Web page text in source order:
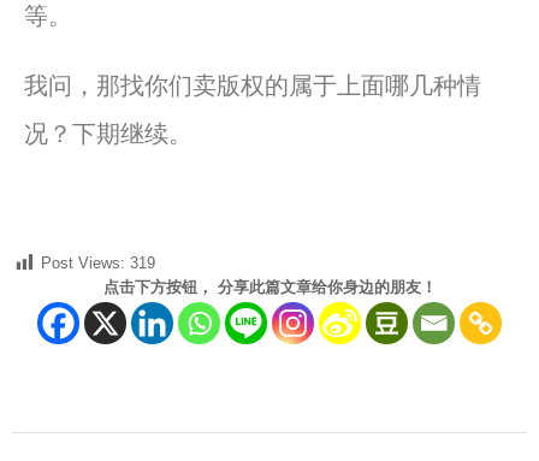
等。
我问，那找你们卖版权的属于上面哪几种情
况？下期继续。
Post Views: 319
点击下方按钮， 分享此篇文章给你身边的朋友！